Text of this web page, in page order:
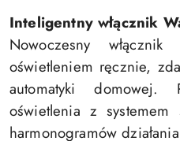
Inteligentny włącznik
Nowoczesny
oświetleniem ręcznie,
automatyki domowej.
oświetlenia z
harmonogramów